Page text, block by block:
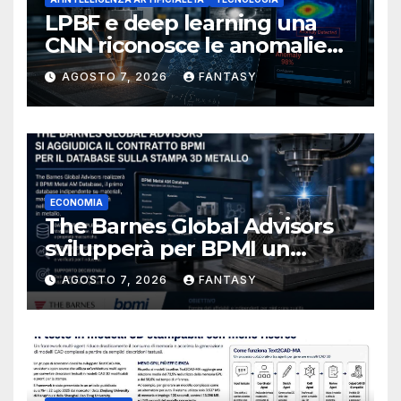
LPBF e deep learning una
CNN riconosce le anomalie
del bagno di fusione
AGOSTO 7, 2026 FANTASY
ECONOMIA
The Barnes Global Advisors
svilupperà per BPMI un
database per la stampa 3D
metallica destinata alla filiera
navale statunitense
AGOSTO 7, 2026 FANTASY